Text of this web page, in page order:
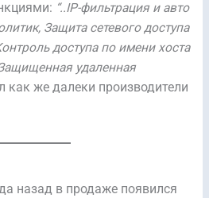
“..IP-фильтрация и авто
Защита сетевого доступа
доступа по имени хоста
удаленная
как же далеки производители
назад в продаже появился